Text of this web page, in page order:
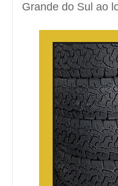
Grande do Sul ao